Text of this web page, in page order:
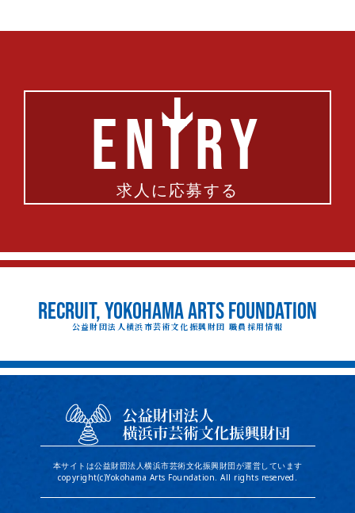
ENTRY
求人に応募する
RECRUIT, YOKOHAMA ARTS FOUNDATION
公益財団法人横浜市芸術文化振興財団 職員採用情報
本サイトは公益財団法人横浜市芸術文化振興財団が運営しています
copyright(c)Yokohama Arts Foundation. All rights reserved.